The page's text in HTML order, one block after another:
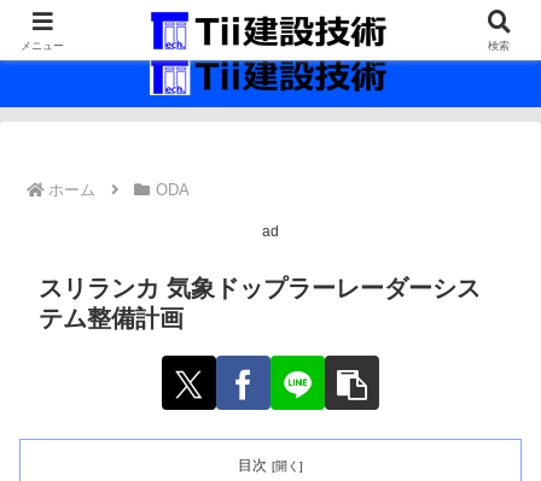
最新の建設技術の情報インフラ。
ホーム ODA
ad
スリランカ 気象ドップラーレーダーシス
テム整備計画
目次
メニュー 検索